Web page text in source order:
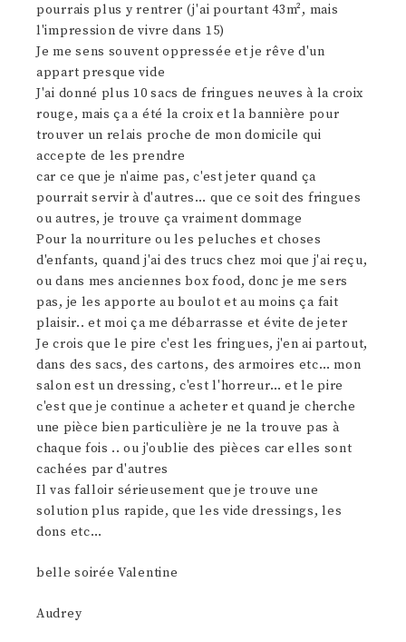
pourrais plus y rentrer (j'ai pourtant 43m², mais
l'impression de vivre dans 15)
Je me sens souvent oppressée et je rêve d'un
appart presque vide
J'ai donné plus 10 sacs de fringues neuves à la croix
rouge, mais ça a été la croix et la bannière pour
trouver un relais proche de mon domicile qui
accepte de les prendre
car ce que je n'aime pas, c'est jeter quand ça
pourrait servir à d'autres… que ce soit des fringues
ou autres, je trouve ça vraiment dommage
Pour la nourriture ou les peluches et choses
d'enfants, quand j'ai des trucs chez moi que j'ai reçu,
ou dans mes anciennes box food, donc je me sers
pas, je les apporte au boulot et au moins ça fait
plaisir.. et moi ça me débarrasse et évite de jeter
Je crois que le pire c'est les fringues, j'en ai partout,
dans des sacs, des cartons, des armoires etc… mon
salon est un dressing, c'est l'horreur… et le pire
c'est que je continue a acheter et quand je cherche
une pièce bien particulière je ne la trouve pas à
chaque fois .. ou j'oublie des pièces car elles sont
cachées par d'autres
Il vas falloir sérieusement que je trouve une
solution plus rapide, que les vide dressings, les
dons etc…
belle soirée Valentine
Audrey